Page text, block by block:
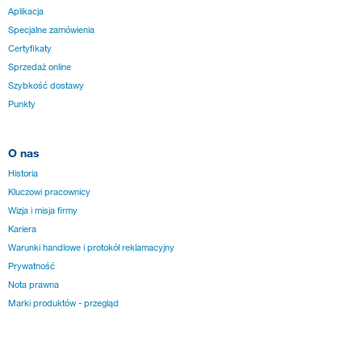
Aplikacja
Specjalne zamówienia
Certyfikaty
Sprzedaż online
Szybkość dostawy
Punkty
O nas
Historia
Kluczowi pracownicy
Wizja i misja firmy
Kariera
Warunki handlowe i protokół reklamacyjny
Prywatność
Nota prawna
Marki produktów - przegląd